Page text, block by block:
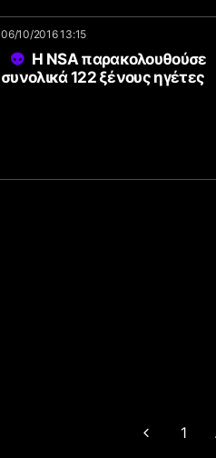
06/10/2016 13:15
Η NSA παρακολουθούσε
συνολικά 122 ξένους ηγέτες
1